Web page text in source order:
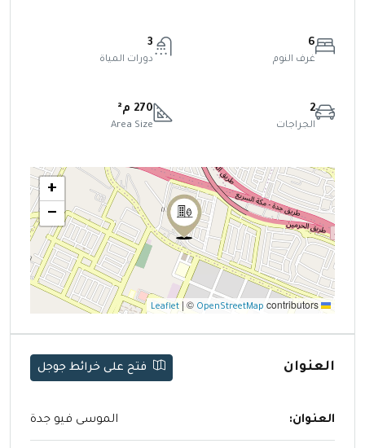
6
غرف النوم
3
دورات المياة
2
الجراجات
270 م²
Area Size
+
−
Leaflet
| © OpenStreetMap contributors
العنوان فتح على خرائط جوجل
العنوان: الموسى فيو جدة